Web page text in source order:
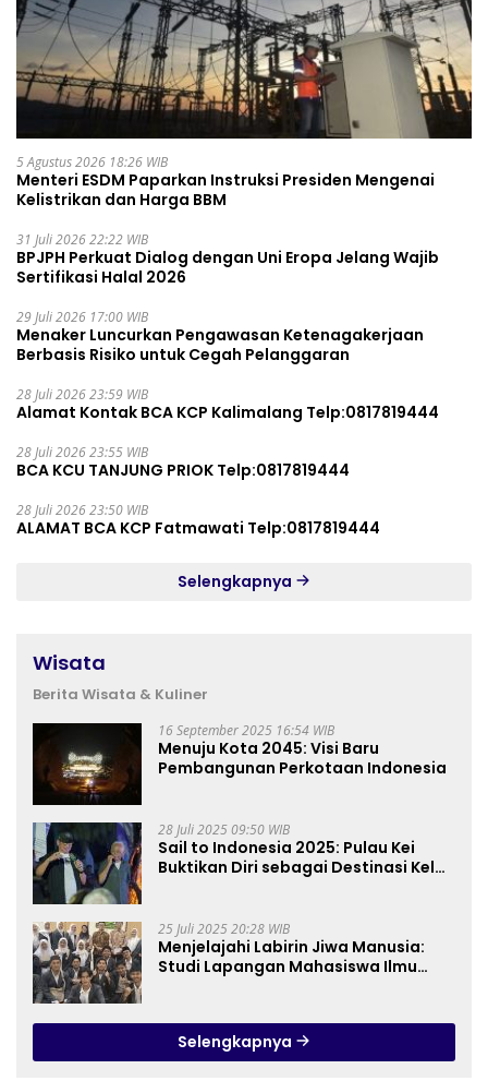
5 Agustus 2026 18:26 WIB
Menteri ESDM Paparkan Instruksi Presiden Mengenai
Kelistrikan dan Harga BBM
31 Juli 2026 22:22 WIB
BPJPH Perkuat Dialog dengan Uni Eropa Jelang Wajib
Sertifikasi Halal 2026
29 Juli 2026 17:00 WIB
Menaker Luncurkan Pengawasan Ketenagakerjaan
Berbasis Risiko untuk Cegah Pelanggaran
28 Juli 2026 23:59 WIB
Alamat Kontak BCA KCP Kalimalang Telp:0817819444
28 Juli 2026 23:55 WIB
BCA KCU TANJUNG PRIOK Telp:0817819444
28 Juli 2026 23:50 WIB
ALAMAT BCA KCP Fatmawati Telp:0817819444
Selengkapnya
Wisata
Berita Wisata & Kuliner
16 September 2025 16:54 WIB
Menuju Kota 2045: Visi Baru
Pembangunan Perkotaan Indonesia
28 Juli 2025 09:50 WIB
Sail to Indonesia 2025: Pulau Kei
Buktikan Diri sebagai Destinasi Kelas
25 Juli 2025 20:28 WIB
Menjelajahi Labirin Jiwa Manusia:
Studi Lapangan Mahasiswa Ilmu
Selengkapnya